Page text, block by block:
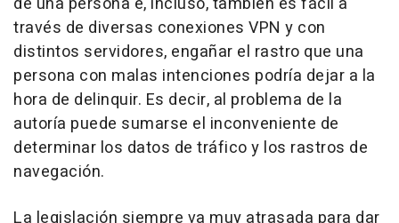
través de diversas conexiones VPN y con
distintos servidores, engañar el rastro que una
persona con malas intenciones podría dejar a la
hora de delinquir. Es decir, al problema de la
autoría puede sumarse el inconveniente de
determinar los datos de tráfico y los rastros de
navegación.
La legislación siempre va muy atrasada para dar